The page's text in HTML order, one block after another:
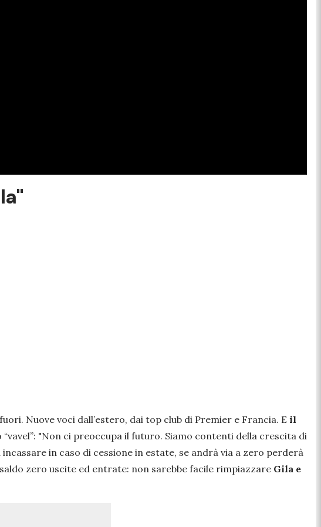
Nuove voci dall’estero, dai top club di Premier e Francia. E il
"Non ci preoccupa il futuro. Siamo contenti della crescita di
in caso di cessione in estate, se andrà via a zero perderà
zero uscite ed entrate: non sarebbe facile rimpiazzare Gila e